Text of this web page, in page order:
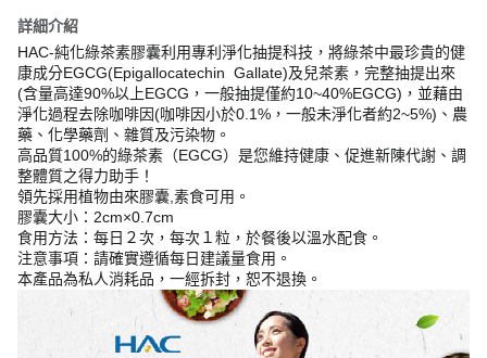
詳細介紹
HAC-純化綠茶素膠囊利用專利淨化抽提科技，將綠茶中最珍貴的健
康成分EGCG(Epigallocatechin Gallate)及兒茶素，完整抽提出來
(含量高達90%以上EGCG，一般抽提僅約10~40%EGCG)，並藉由
淨化過程去除咖啡因(咖啡因小於0.1%，一般未淨化者約2~5%)、農
藥、化學藥劑、雜質及污染物。
高品質100%的綠茶素（EGCG）是您維持健康、促進新陳代謝、調
整體質之得力助手！
領先採用植物由來膠囊,素食可用。
膠囊大小：2cm×0.7cm
食用方法：每日２次，每次１粒，於餐後以溫水配食。
注意事項：請確實遵循每日建議量食用。
本產品為私人消耗品，一經拆封，恕不退換。